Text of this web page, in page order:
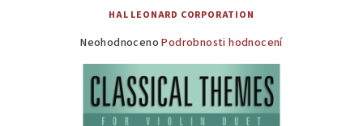
HAL LEONARD CORPORATION
Průměrné
produktu
0,0
Neohodnoceno Podrobnosti hodnocení